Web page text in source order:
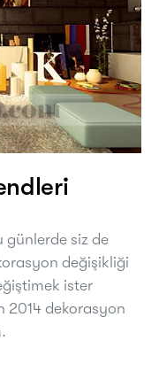
günlerde siz de
değişikliği
ister
2014 dekorasyon